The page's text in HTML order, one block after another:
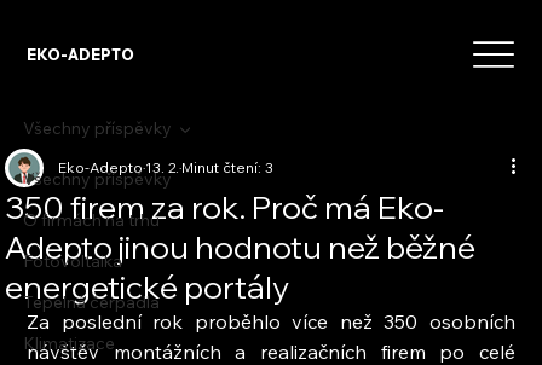
EKO-ADEPTO
Všechny příspěvky
O firmách na trhu
Fotovoltaika
Tepelná čerpadla
Klimatizace
Všechny příspěvky
350 firem za rok. Proč má Eko-
Adepto jinou hodnotu než běžné
energetické portály
Eko-Adepto13. 2.Minut čtení: 3
Za poslední rok proběhlo více než 350 osobních
návštěv montážních a realizačních firem po celé